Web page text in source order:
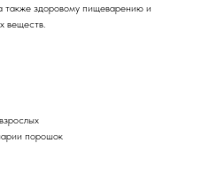
также здоровому пищеварению и
веществ.
порошок